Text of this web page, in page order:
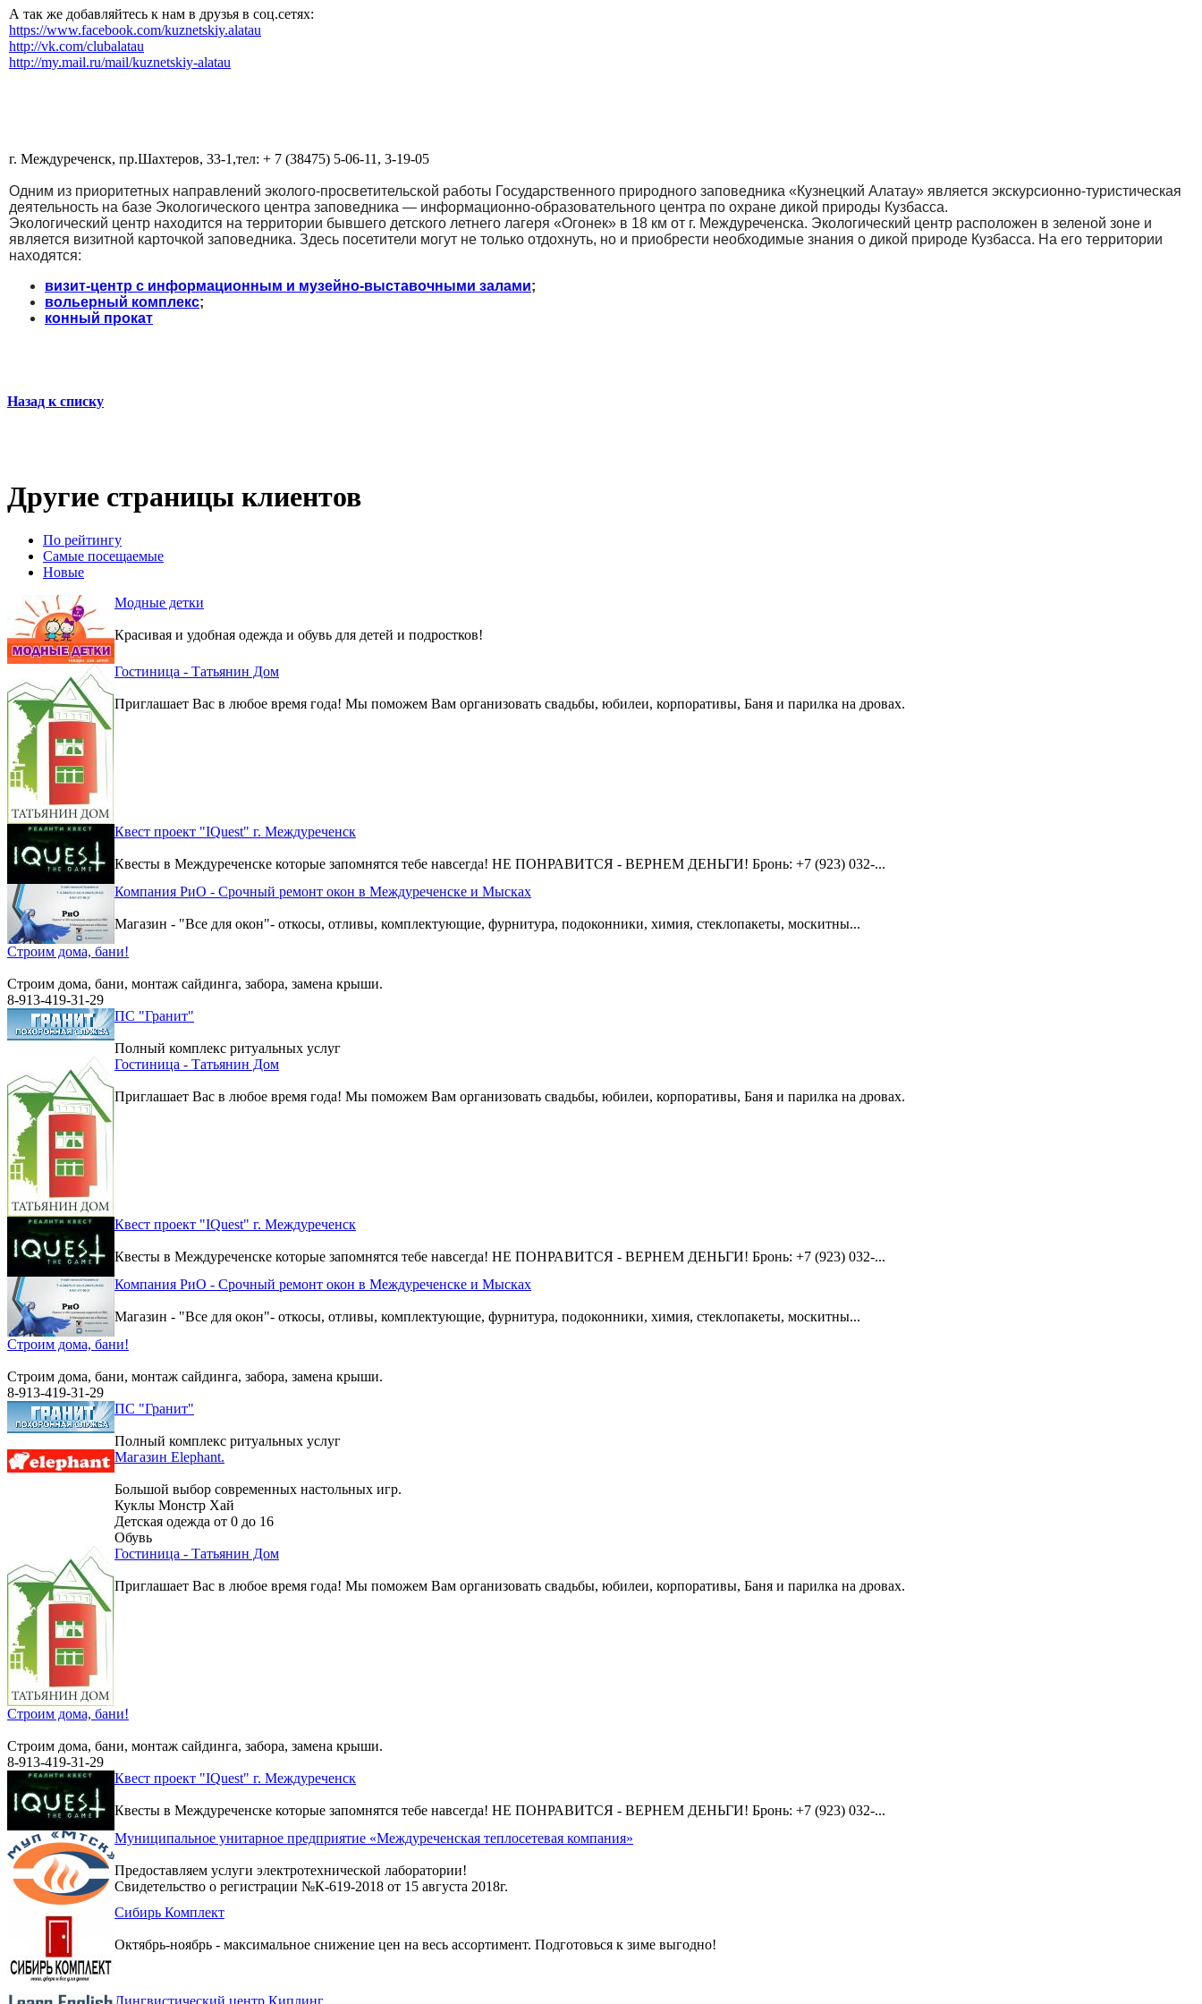
А так же добавляйтесь к нам в друзья в соц.сетях:
https://www.facebook.com/kuznetskiy.alatau
http://vk.com/clubalatau
http://my.mail.ru/mail/kuznetskiy-alatau
г. Междуреченск, пр.Шахтеров, 33-1,тел: + 7 (38475) 5-06-11, 3-19-05
Одним из приоритетных направлений эколого-просветительской работы Государственного природного заповедника «Кузнецкий Алатау» является экскурсионно-туристическая
деятельность на базе Экологического центра заповедника — информационно-образовательного центра по охране дикой природы Кузбасса.
Экологический центр находится на территории бывшего детского летнего лагеря «Огонек» в 18 км от г. Междуреченска. Экологический центр расположен в зеленой зоне и
является визитной карточкой заповедника. Здесь посетители могут не только отдохнуть, но и приобрести необходимые знания о дикой природе Кузбасса. На его территории
находятся:
визит-центр с информационным и музейно-выставочными залами;
вольерный комплекс;
конный прокат
Назад к списку
Другие страницы клиентов
По рейтингу
Самые посещаемые
Новые
Модные детки
Красивая и удобная одежда и обувь для детей и подростков!
Гостиница - Татьянин Дом
Приглашает Вас в любое время года! Мы поможем Вам организовать свадьбы, юбилеи, корпоративы, Баня и парилка на дровах.
Квест проект "IQuest" г. Междуреченск
Квесты в Междуреченске которые запомнятся тебе навсегда! НЕ ПОНРАВИТСЯ - ВЕРНЕМ ДЕНЬГИ! Бронь: +7 (923) 032-...
Компания РиО - Срочный ремонт окон в Междуреченске и Мысках
Магазин - "Все для окон"- откосы, отливы, комплектующие, фурнитура, подоконники, химия, стеклопакеты, москитны...
Строим дома, бани!
Строим дома, бани, монтаж сайдинга, забора, замена крыши.
8-913-419-31-29
ПС "Гранит"
Полный комплекс ритуальных услуг
Гостиница - Татьянин Дом
Приглашает Вас в любое время года! Мы поможем Вам организовать свадьбы, юбилеи, корпоративы, Баня и парилка на дровах.
Квест проект "IQuest" г. Междуреченск
Квесты в Междуреченске которые запомнятся тебе навсегда! НЕ ПОНРАВИТСЯ - ВЕРНЕМ ДЕНЬГИ! Бронь: +7 (923) 032-...
Компания РиО - Срочный ремонт окон в Междуреченске и Мысках
Магазин - "Все для окон"- откосы, отливы, комплектующие, фурнитура, подоконники, химия, стеклопакеты, москитны...
Строим дома, бани!
Строим дома, бани, монтаж сайдинга, забора, замена крыши.
8-913-419-31-29
ПС "Гранит"
Полный комплекс ритуальных услуг
Магазин Elephant.
Большой выбор современных настольных игр.
Куклы Монстр Хай
Детская одежда от 0 до 16
Обувь
Гостиница - Татьянин Дом
Приглашает Вас в любое время года! Мы поможем Вам организовать свадьбы, юбилеи, корпоративы, Баня и парилка на дровах.
Строим дома, бани!
Строим дома, бани, монтаж сайдинга, забора, замена крыши.
8-913-419-31-29
Квест проект "IQuest" г. Междуреченск
Квесты в Междуреченске которые запомнятся тебе навсегда! НЕ ПОНРАВИТСЯ - ВЕРНЕМ ДЕНЬГИ! Бронь: +7 (923) 032-...
Муниципальное унитарное предприятие «Междуреченская теплосетевая компания»
Предоставляем услуги электротехнической лаборатории!
Свидетельство о регистрации №К-619-2018 от 15 августа 2018г.
Сибирь Комплект
Октябрь-ноябрь - максимальное снижение цен на весь ассортимент. Подготовься к зиме выгодно!